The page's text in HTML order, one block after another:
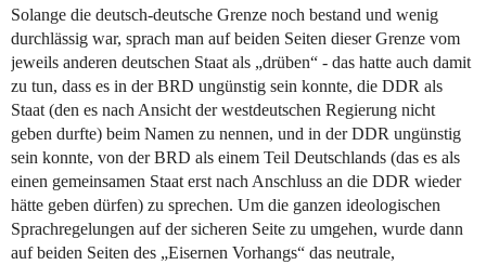
Solange die deutsch-deutsche Grenze noch bestand und wenig
durchlässig war, sprach man auf beiden Seiten dieser Grenze vom
jeweils anderen deutschen Staat als „drüben“ - das hatte auch damit
zu tun, dass es in der BRD ungünstig sein konnte, die DDR als
Staat (den es nach Ansicht der westdeutschen Regierung nicht
geben durfte) beim Namen zu nennen, und in der DDR ungünstig
sein konnte, von der BRD als einem Teil Deutschlands (das es als
einen gemeinsamen Staat erst nach Anschluss an die DDR wieder
hätte geben dürfen) zu sprechen. Um die ganzen ideologischen
Sprachregelungen auf der sicheren Seite zu umgehen, wurde dann
auf beiden Seiten des „Eisernen Vorhangs“ das neutrale,